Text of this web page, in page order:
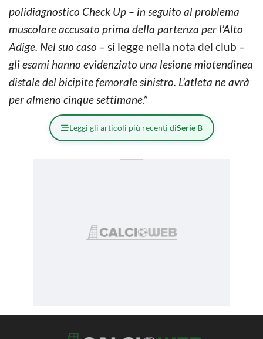
polidiagnostico Check Up – in seguito al problema
muscolare accusato prima della partenza per l’Alto
Adige. Nel suo caso – si legge nella nota del club –
gli esami hanno evidenziato una lesione miotendinea
distale del bicipite femorale sinistro. L’atleta ne avrà
per almeno cinque settimane.”
Leggi gli articoli più recenti diSerie B